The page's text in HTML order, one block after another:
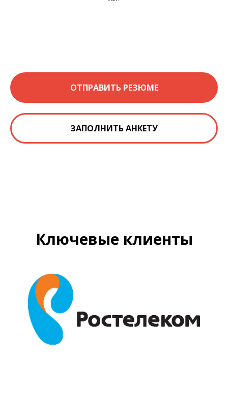
ОТПРАВИТЬ РЕЗЮМЕ
ЗАПОЛНИТЬ АНКЕТУ
Ключевые клиенты